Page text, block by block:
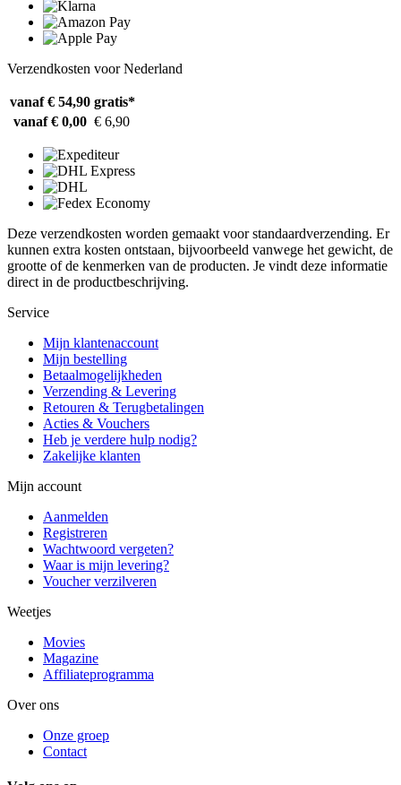
Verzendkosten voor Nederland
vanaf € 54,90 gratis*
vanaf € 0,00 € 6,90
Deze verzendkosten worden gemaakt voor standaardverzending. Er
kunnen extra kosten ontstaan, bijvoorbeeld vanwege het gewicht, de
grootte of de kenmerken van de producten. Je vindt deze informatie
direct in de productbeschrijving.
Service
Mijn klantenaccount
Mijn bestelling
Betaalmogelijkheden
Verzending & Levering
Retouren & Terugbetalingen
Acties & Vouchers
Heb je verdere hulp nodig?
Zakelijke klanten
Mijn account
Aanmelden
Registreren
Wachtwoord vergeten?
Waar is mijn levering?
Voucher verzilveren
Weetjes
Movies
Magazine
Affiliateprogramma
Over ons
Onze groep
Contact